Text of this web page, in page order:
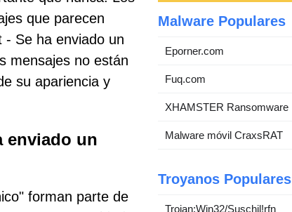
que parecen
- Se ha enviado un
mensajes no están
su apariencia y
enviado un
forman parte de
Malware Populares
Eporner.com
Fuq.com
XHAMSTER Ransomware
Malware móvil CraxsRAT
Troyanos Populares
Trojan:Win32/Suschil!rfn